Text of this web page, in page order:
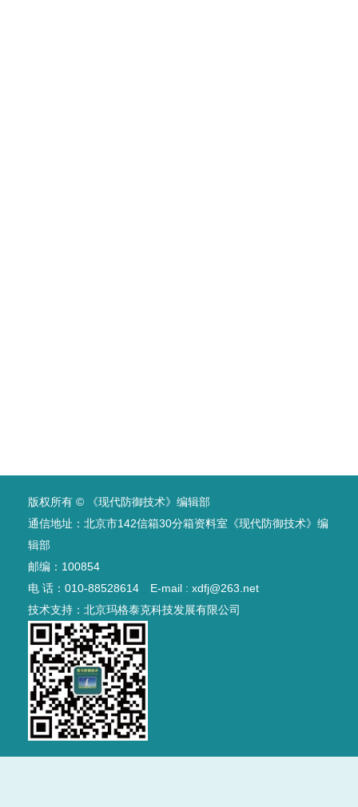
版权所有 © 《现代防御技术》编辑部
通信地址：北京市142信箱30分箱资料室《现代防御技术》编
辑部
邮编：100854
电 话：010-88528614 E-mail : xdfj@263.net
技术支持： 北京玛格泰克科技发展有限公司